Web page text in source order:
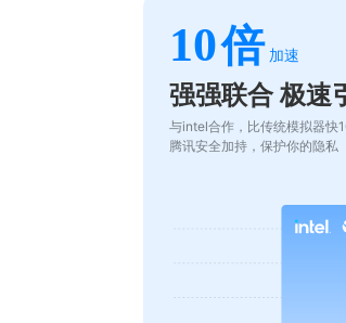
10倍 加速
强强联合 极速
与intel合作，比传统模拟器快
腾讯安全加持，保护你的隐私